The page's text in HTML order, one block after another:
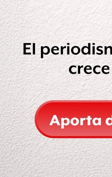
que entre lo que resta de
COVID.
embarque de 800 mil
director general de